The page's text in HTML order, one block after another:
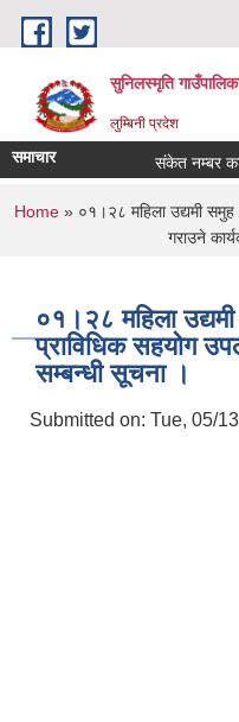
Skip to main content
सुनिलस्मृति
लुम्बिनी प्रदेश
समाचार संकेत नम्बर कायम
You are here
Home » ०१।२८ महिला उद्यमी समुह
गराउने
०१।२८ महिला
प्राविधिक सहयोग
सम्बन्धी सूचना ।
Submitted on: Tue, 05/